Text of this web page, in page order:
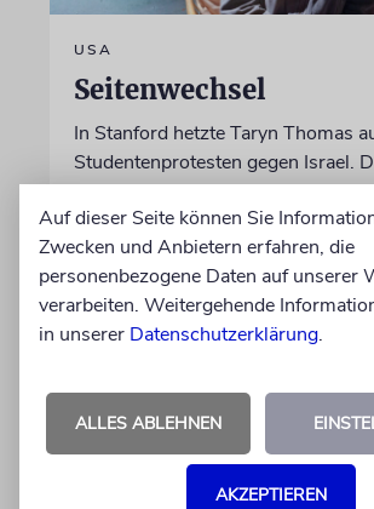
USA
Seitenwechsel
In Stanford hetzte Taryn Thomas
Studentenprotesten gegen Israel.
die Nova-Ausstellung – und
»Verräterin«
von Daniel Zylbersztajn-
06.08.2026
Auf dieser Seite können Sie
Zwecken und Anbietern erfahren, die
personenbezogene Daten auf unserer
verarbeiten. Weitergehende
in unserer Datenschutzerklärung.
ALLES ABLEHNEN
AKZEPTIEREN